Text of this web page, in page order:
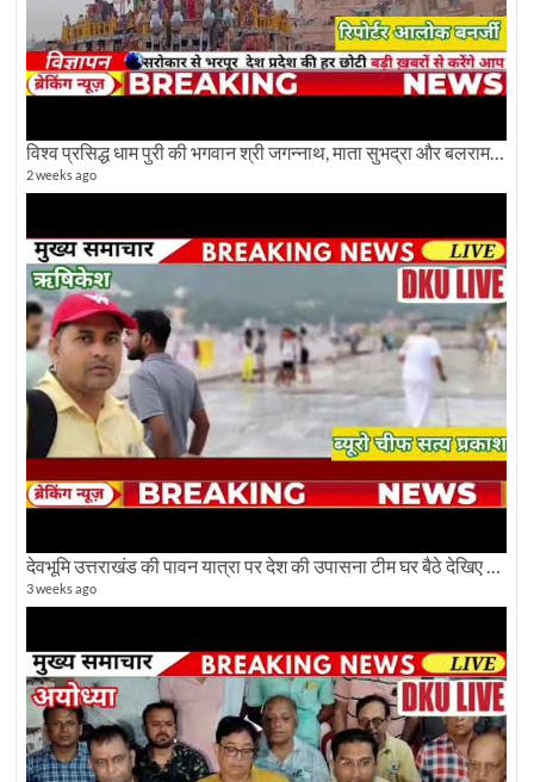
विश्व प्रसिद्ध धाम पुरी की भगवान श्री जगन्नाथ, माता सुभद्रा और बलराम जी की भव्य शोभा यात्रा देखिए
2 weeks ago
3 weeks ago